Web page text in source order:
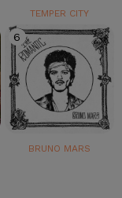
TEMPER CITY
6
BRUNO MARS